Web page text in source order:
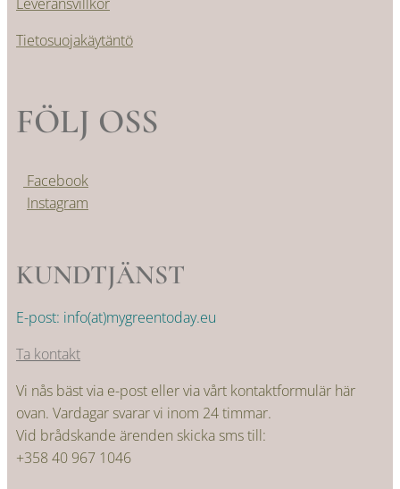
Tietosuojakäytäntö
FÖLJ OSS
Facebook
Instagram
KUNDTJÄNST
E-post: info(at)mygreentoday.eu
Ta kontakt
Vi nås bäst via e-post eller via vårt kontaktformulär här
ovan. Vardagar svarar vi inom 24 timmar.
Vid brådskande ärenden skicka sms till:
+358 40 967 1046